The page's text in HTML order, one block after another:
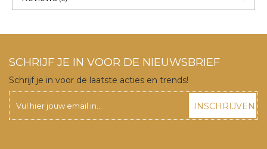
SCHRIJF JE IN VOOR DE NIEUWSBRIEF
Schrijf je in voor de laatste acties en trends!
INSCHRIJVEN